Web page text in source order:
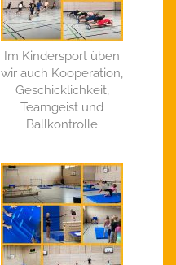
Im Kindersport üben
wir auch Kooperation,
Geschicklichkeit,
Teamgeist und
Ballkontrolle